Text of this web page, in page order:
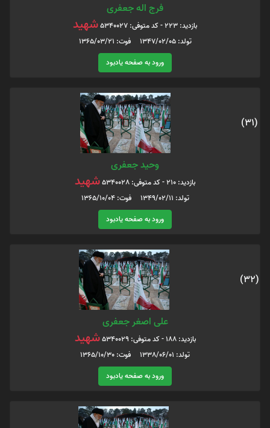
فرج اله جعفری
بازدید: 223 - کد متوفی: 5340027 شهید
تولد: 1347/02/05 فوت: 1365/03/21
ورود به صفحه یادبود
(31)
وحید جعفری
بازدید: 210 - کد متوفی: 5340028 شهید
تولد: 1349/02/11 فوت: 1365/10/04
ورود به صفحه یادبود
(32)
علی اصغر جعفری
بازدید: 188 - کد متوفی: 5340029 شهید
تولد: 1338/06/01 فوت: 1365/10/30
ورود به صفحه یادبود